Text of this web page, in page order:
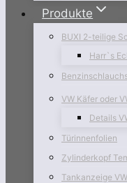
Produkte
BUXI 2-teilige
Harr`s
VW Käfer oder
Details
Türinnenfolien
Zylinderkopf
Tankanzeige